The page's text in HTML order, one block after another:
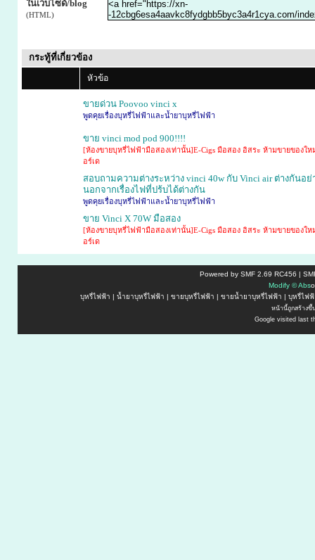
ในเว็บไซด์/blog
(HTML)
กระทู้ที่เกี่ยวข้อง
หัวข้อ
ขายด่วน Poovoo vinci x
พูดคุยเรื่องบุหรี่ไฟฟ้าและน้ำยาบุหรี่ไฟฟ้า
ขาย vinci mod pod 900!!!!
[ห้องขายบุหรี่ไฟฟ้ามือสองเท่านั้น]E-Cigs มือสอง อิสระ ห้ามขายของใ
อร์เด
สอบถามความต่างระหว่าง vinci 40w กับ Vinci air ต่างกันอย่
นอกจากเรื่องไฟที่ปร้บได้ต่างกัน
พูดคุยเรื่องบุหรี่ไฟฟ้าและน้ำยาบุหรี่ไฟฟ้า
ขาย​ Vinci X​ 70​W​ มือสอง
[ห้องขายบุหรี่ไฟฟ้ามือสองเท่านั้น]E-Cigs มือสอง อิสระ ห้ามขายของใ
อร์เด
Powered by SMF 2.69 RC456 |
Modify ©Abso
บุหรี่ไฟฟ้า | น้ำยาบุหรี่ไฟฟ้า | ขายบุหรี่ไฟฟ้า | ขายน้ำยาบุหรี่ไฟฟ้า | บุหรี่ไฟ
หน้านี้ถูกสร้างขึ้
Google visited last